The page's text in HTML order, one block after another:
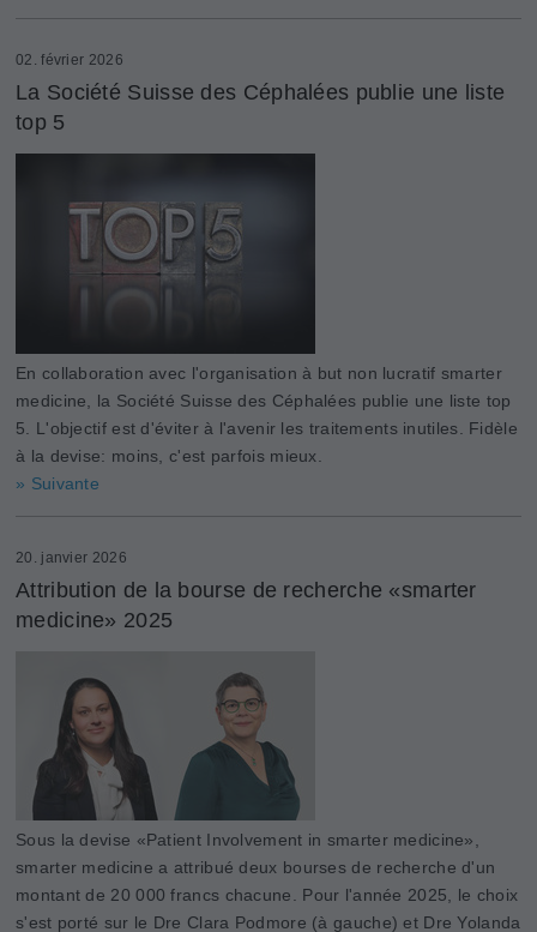
02. février 2026
La Société Suisse des Céphalées publie une liste
top 5
En collaboration avec l'organisation à but non lucratif smarter
medicine, la Société Suisse des Céphalées publie une liste top
5. L'objectif est d'éviter à l'avenir les traitements inutiles. Fidèle
à la devise: moins, c'est parfois mieux.
» Suivante
20. janvier 2026
Attribution de la bourse de recherche «smarter
medicine» 2025
Sous la devise «Patient Involvement in smarter medicine»,
smarter medicine a attribué deux bourses de recherche d'un
montant de 20 000 francs chacune. Pour l'année 2025, le choix
s'est porté sur le Dre Clara Podmore (à gauche) et Dre Yolanda